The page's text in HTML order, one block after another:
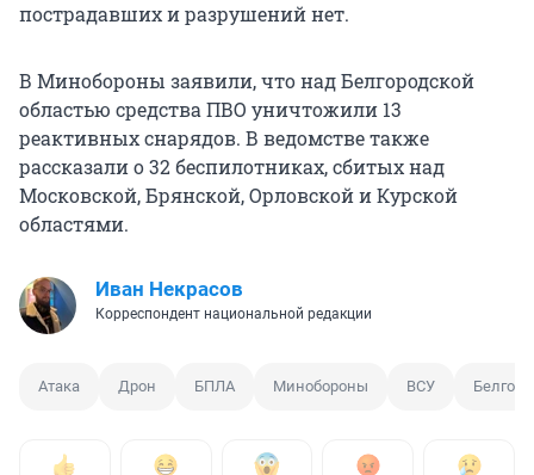
пострадавших и разрушений нет.
В Минобороны заявили, что над Белгородской
областью средства ПВО уничтожили 13
реактивных снарядов. В ведомстве также
рассказали о 32 беспилотниках, сбитых над
Московской, Брянской, Орловской и Курской
областями.
Иван Некрасов
Корреспондент национальной редакции
Атака Дрон БПЛА Минобороны ВСУ